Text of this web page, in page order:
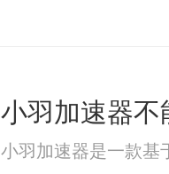
小羽加速器不
小羽加速器是一款基